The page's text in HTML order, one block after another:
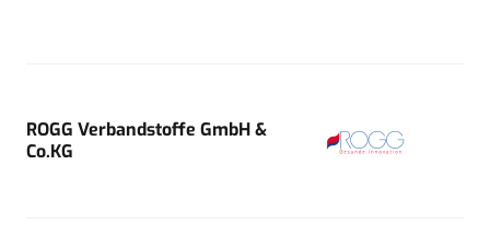
ROGG Verbandstoffe GmbH &
Co.KG